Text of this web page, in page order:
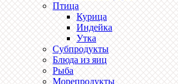
Птица
Курица
Индейка
Утка
Субпродукты
Блюда из яиц
Рыба
Морепродукты